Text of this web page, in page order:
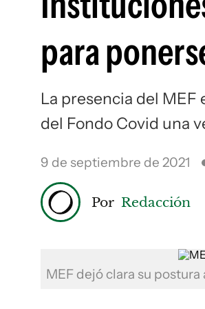
para
La presencia del
del Fondo Covid una
9 de septiembre de 2021
Por Redacción
MEF dejó clara su